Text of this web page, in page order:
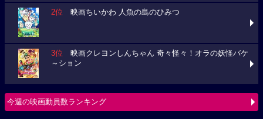
2位 映画ちいかわ 人魚の島のひみつ
3位 映画クレヨンしんちゃん 奇々怪々！オラの妖怪バケ
～ション
今週の映画動員数ランキング